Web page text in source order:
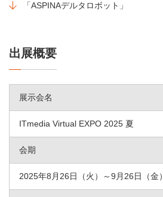
「ASPINAデルタロボット」
出展概要
展示会名
ITmedia Virtual EXPO 2025 夏
会期
2025年8月26日（火）～9月26日（金）